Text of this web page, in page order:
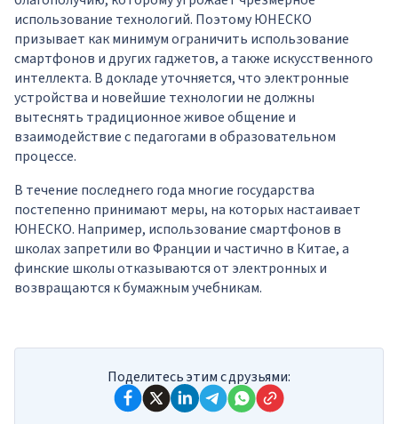
использование технологий. Поэтому ЮНЕСКО
призывает как минимум ограничить использование
смартфонов и других гаджетов, а также искусственного
интеллекта. В докладе уточняется, что электронные
устройства и новейшие технологии не должны
вытеснять традиционное живое общение и
взаимодействие с педагогами в образовательном
процессе.
В течение последнего года многие государства
постепенно принимают меры, на которых настаивает
ЮНЕСКО. Например, использование смартфонов в
школах запретили во Франции и частично в Китае, а
финские школы отказываются от электронных и
возвращаются к бумажным учебникам.
Поделитесь этим с друзьями: